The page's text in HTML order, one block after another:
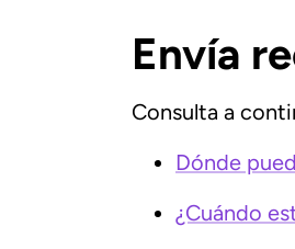
Envía
Consulta a
Dónde
¿Cuándo